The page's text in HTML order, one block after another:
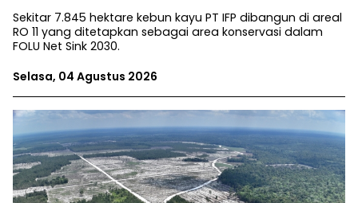
Sekitar 7.845 hektare kebun kayu PT IFP dibangun di areal
RO 11 yang ditetapkan sebagai area konservasi dalam
FOLU Net Sink 2030.
Selasa, 04 Agustus 2026